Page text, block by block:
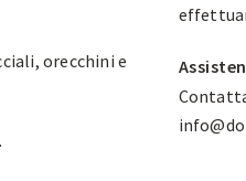
orecchini e